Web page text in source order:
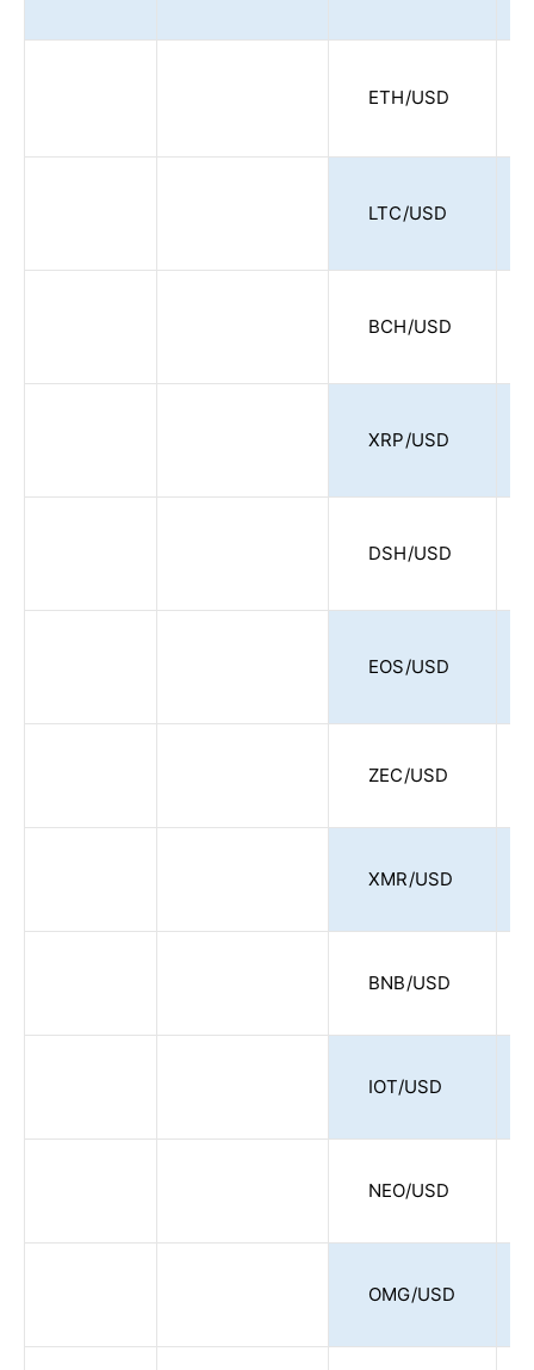
ETH/USD
LTC/USD
BCH/USD
XRP/USD
DSH/USD
EOS/USD
ZEC/USD
XMR/USD
BNB/USD
IOT/USD
NEO/USD
OMG/USD